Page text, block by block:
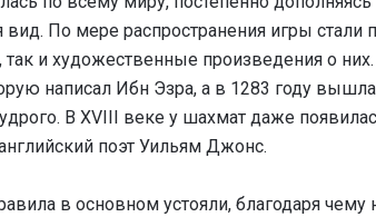
По мере распространения игры стали
и художественные произведения о
написал Ибн Эзра, а в 1283 году
В XVIII веке у шахмат даже
поэт Уильям Джонс.
в основном устояли, благодаря чему